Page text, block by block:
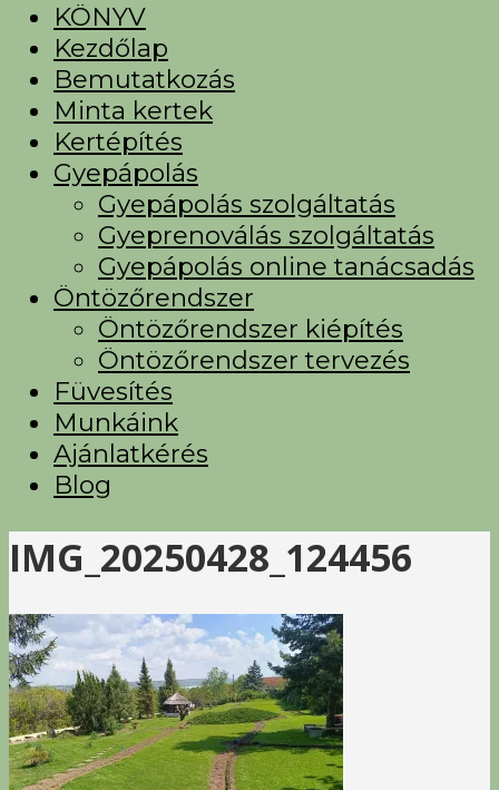
KÖNYV
Kezdőlap
Bemutatkozás
Minta kertek
Kertépítés
Gyepápolás
Gyepápolás szolgáltatás
Gyeprenoválás szolgáltatás
Gyepápolás online tanácsadás
Öntözőrendszer
Öntözőrendszer kiépítés
Öntözőrendszer tervezés
Füvesítés
Munkáink
Ajánlatkérés
Blog
IMG_20250428_124456